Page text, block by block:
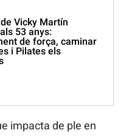
Vicky Martín
53 anys:
de força, caminar
i Pilates els
impacta de ple en